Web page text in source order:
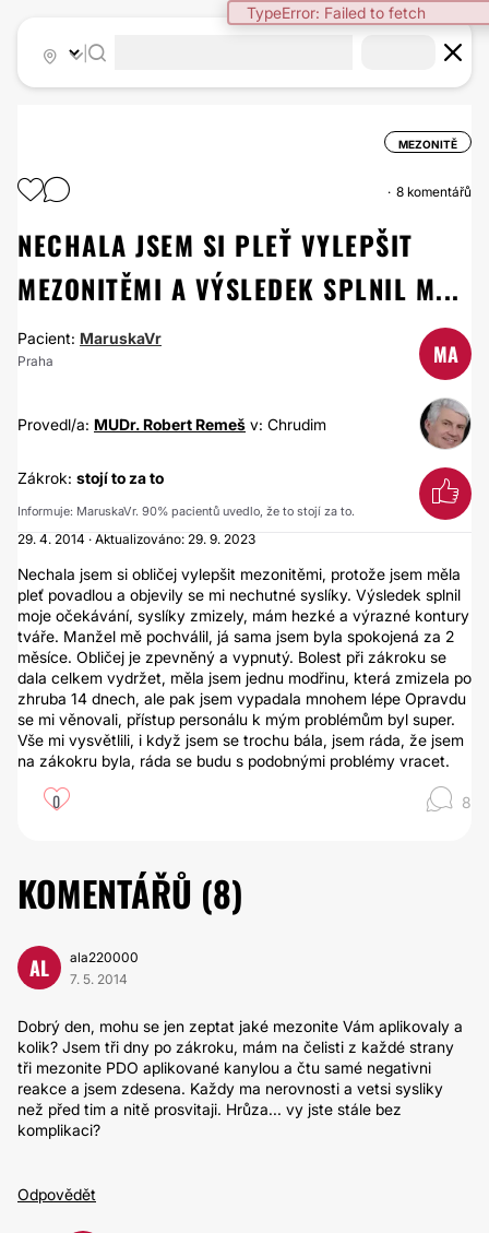
TypeError: Failed to fetch
MEZONITĚ
8 komentářů
NECHALA JSEM SI PLEŤ VYLEPŠIT
MEZONITĚMI A VÝSLEDEK SPLNIL M...
Pacient: MaruskaVr
Praha MA
Provedl/a: MUDr. Robert Remeš v: Chrudim
Zákrok: stojí to za to
Informuje: MaruskaVr. 90% pacientů uvedlo, že to stojí za to.
29. 4. 2014 · Aktualizováno: 29. 9. 2023
Nechala jsem si obličej vylepšit mezonitěmi, protože jsem měla
pleť povadlou a objevily se mi nechutné syslíky. Výsledek splnil
moje očekávání, syslíky zmizely, mám hezké a výrazné kontury
tváře. Manžel mě pochválil, já sama jsem byla spokojená za 2
měsíce. Obličej je zpevněný a vypnutý. Bolest při zákroku se
dala celkem vydržet, měla jsem jednu modřinu, která zmizela po
zhruba 14 dnech, ale pak jsem vypadala mnohem lépe Opravdu
se mi věnovali, přístup personálu k mým problémům byl super.
Vše mi vysvětlili, i když jsem se trochu bála, jsem ráda, že jsem
na zákokru byla, ráda se budu s podobnými problémy vracet.
0 8
KOMENTÁŘŮ (8)
AL
ala220000
7. 5. 2014
Dobrý den, mohu se jen zeptat jaké mezonite Vám aplikovaly a
kolik? Jsem tři dny po zákroku, mám na čelisti z každé strany
tři mezonite PDO aplikované kanylou a čtu samé negativni
reakce a jsem zdesena. Každy ma nerovnosti a vetsi sysliky
než před tim a nitě prosvitaji. Hrůza... vy jste stále bez
komplikaci?
Odpovědět